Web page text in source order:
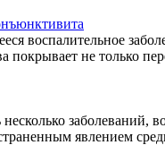
воспалительное
покрывает не только
явлением